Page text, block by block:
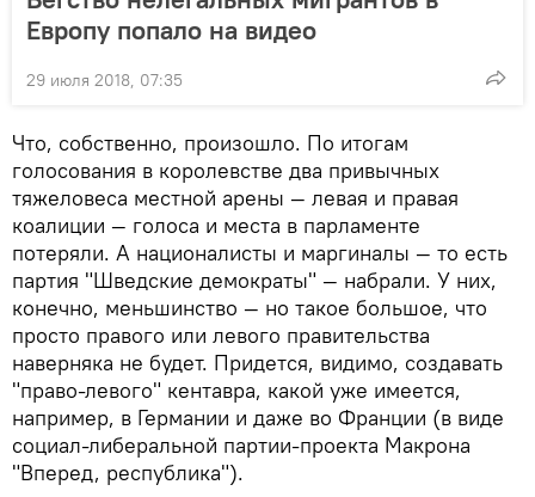
Европу попало на видео
29 июля 2018, 07:35
Что, собственно, произошло. По итогам
голосования в королевстве два привычных
тяжеловеса местной арены — левая и правая
коалиции — голоса и места в парламенте
потеряли. А националисты и маргиналы — то есть
партия "Шведские демократы" — набрали. У них,
конечно, меньшинство — но такое большое, что
просто правого или левого правительства
наверняка не будет. Придется, видимо, создавать
"право-левого" кентавра, какой уже имеется,
например, в Германии и даже во Франции (в виде
социал-либеральной партии-проекта Макрона
"Вперед, республика").